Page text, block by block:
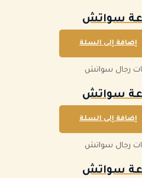
سواتش
إضافة إلى السلة
رجال سواتش
سواتش
إضافة إلى السلة
رجال سواتش
سواتش